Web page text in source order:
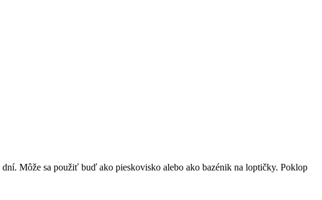
Môže sa použiť buď ako pieskovisko alebo ako bazénik na loptičky. Poklop